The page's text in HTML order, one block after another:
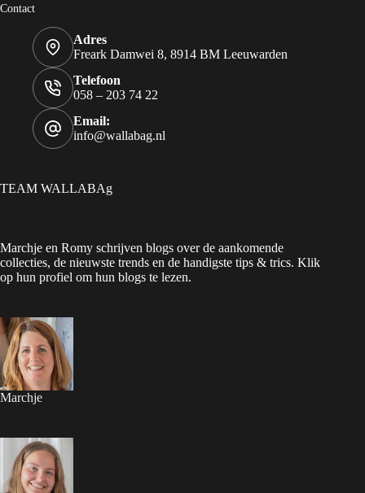
Contact
Adres
Freark Damwei 8, 8914 BM Leeuwarden
Telefoon
058 – 203 74 22
Email:
info@wallabag.nl
TEAM WALLABAg
Marchje en Romy schrijven blogs over de aankomende
collecties, de nieuwste trends en de handigste tips & trics. Klik
op hun profiel om hun blogs te lezen.
Marchje